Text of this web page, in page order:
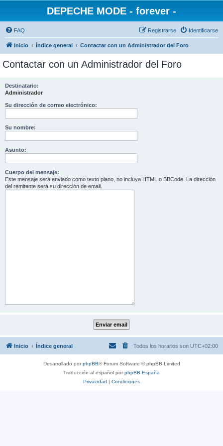
DEPECHE MODE - forever -
FAQ Identificarse
Registrarse
Inicio Índice general Contactar con un Administrador del Foro
Contactar con un Administrador del Foro
Destinatario:
Administrador
Su dirección de correo electrónico:
Su nombre:
Asunto:
Cuerpo del mensaje:
Este mensaje será enviado como texto plano, no incluya HTML o BBCode. La dirección
del remitente será su dirección de email.
Inicio Índice general Todos los horarios son UTC+02:00
Desarrollado porphpBB® Forum Software © phpBB Limited
Traducción al español porphpBB España
Privacidad | Condiciones